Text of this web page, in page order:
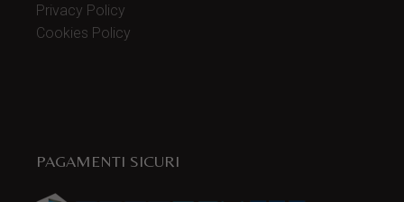
Privacy Policy
Cookies Policy
PAGAMENTI SICURI